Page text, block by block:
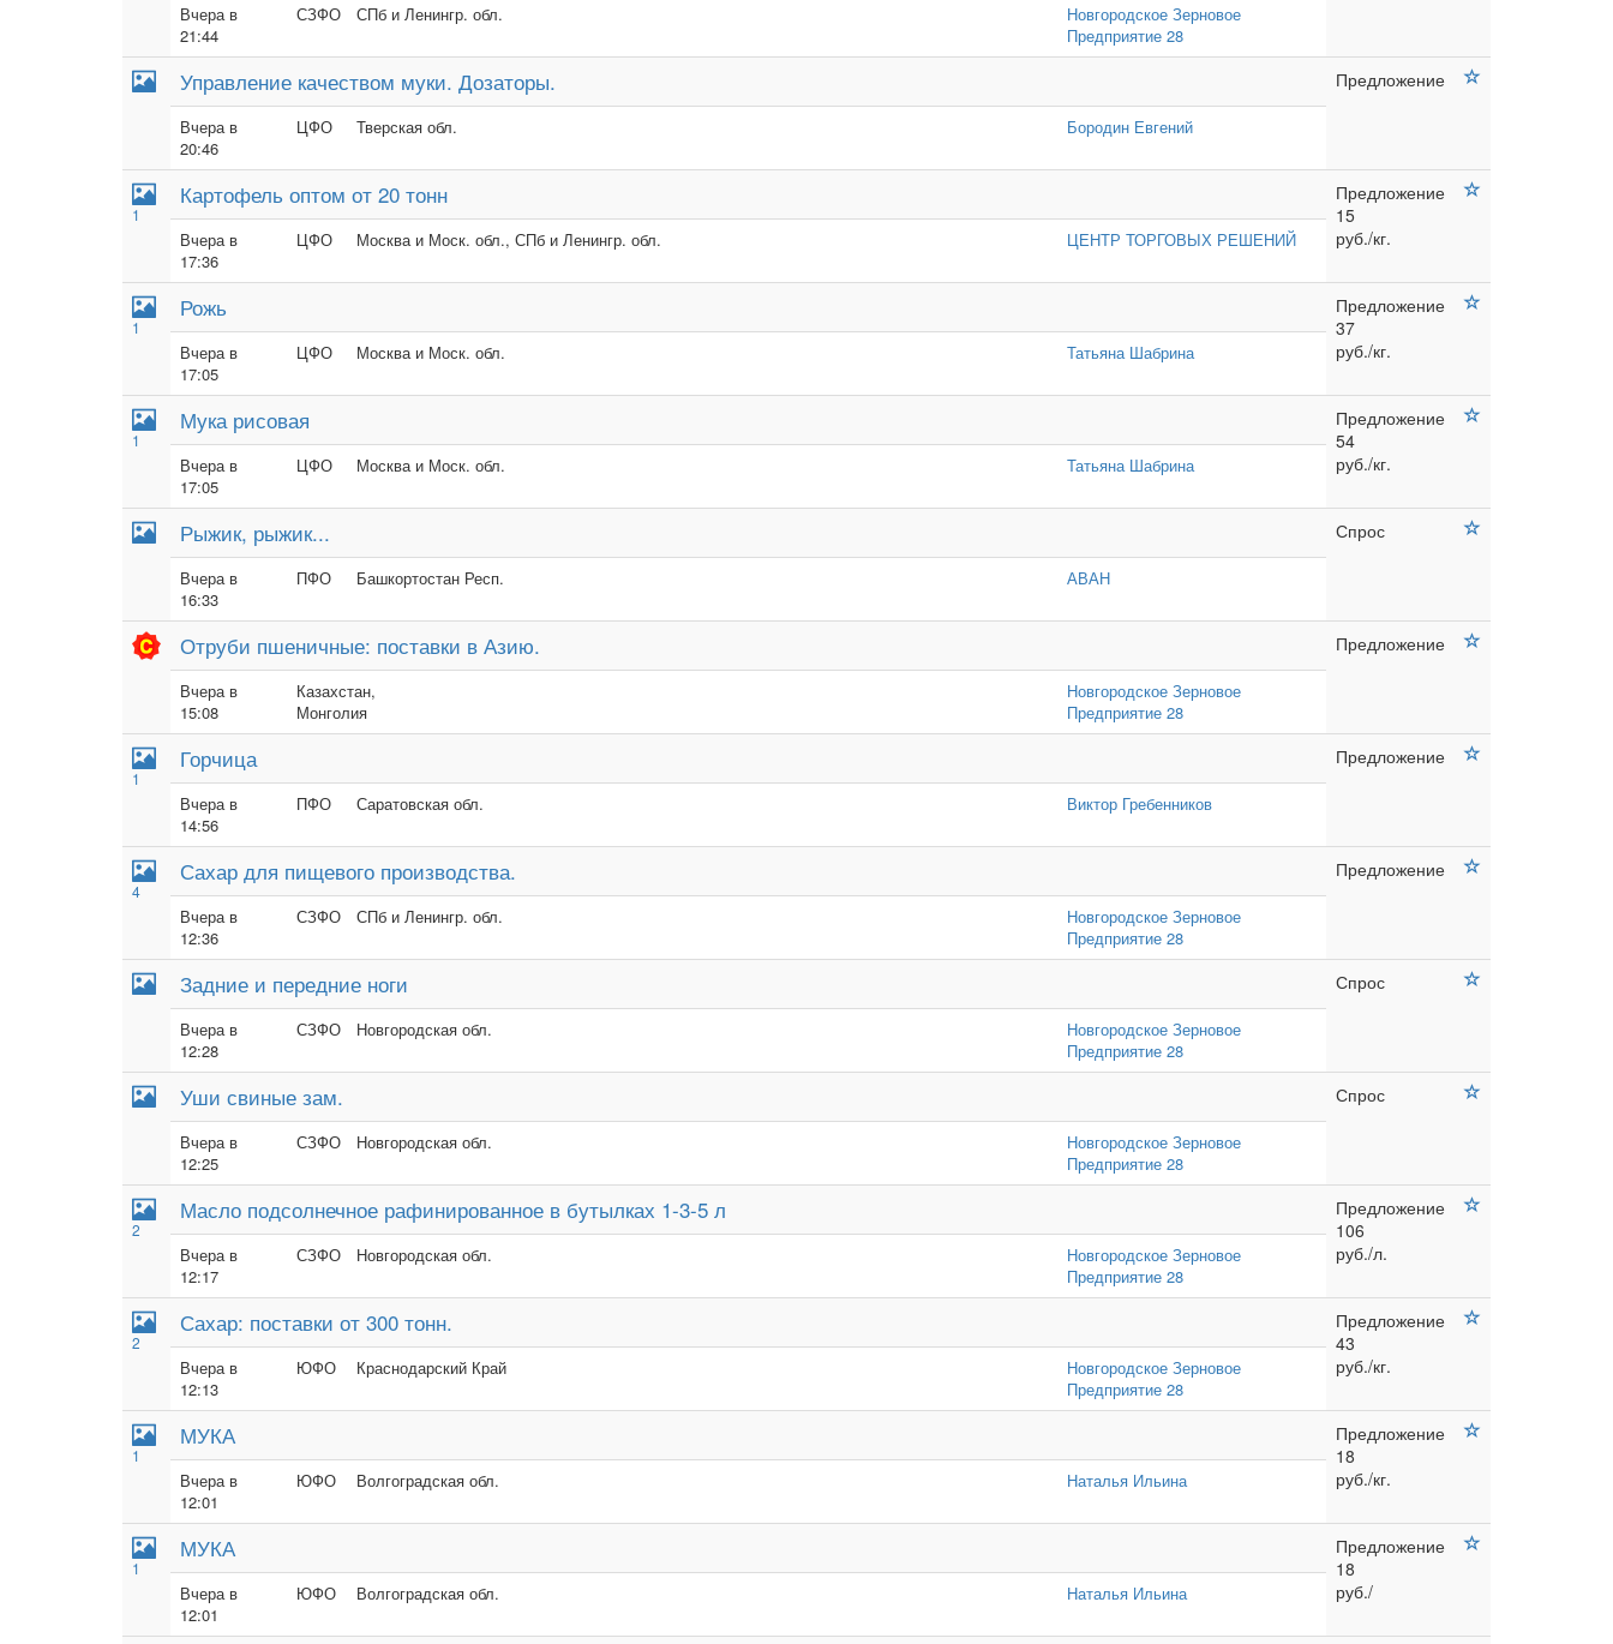
Вчера в
21:44
СЗФО СПб и Ленингр. обл.
Новгородское Зерновое
Предприятие 28
Управление качеством муки. Дозаторы. Предложение
Вчера в
20:46
ЦФО Тверская обл. Бородин Евгений
1
Картофель оптом от 20 тонн
Предложение
15
руб./кг.
Вчера в
17:36
ЦФО Москва и Моск. обл., СПб и Ленингр. обл. ЦЕНТР ТОРГОВЫХ РЕШЕНИЙ
1
Рожь
Предложение
37
руб./кг.
Вчера в
17:05
ЦФО Москва и Моск. обл. Татьяна Шабрина
1
Мука рисовая
Предложение
54
руб./кг.
Вчера в
17:05
ЦФО Москва и Моск. обл. Татьяна Шабрина
Рыжик, рыжик... Спрос
Вчера в
16:33
ПФО Башкортостан Респ. АВАН
Отруби пшеничные: поставки в Азию. Предложение
Вчера в
15:08
Казахстан,
Монголия
Новгородское Зерновое
Предприятие 28
1
Горчица Предложение
Вчера в
14:56
ПФО Саратовская обл. Виктор Гребенников
4
Сахар для пищевого производства. Предложение
Вчера в
12:36
СЗФО СПб и Ленингр. обл.
Новгородское Зерновое
Предприятие 28
Задние и передние ноги Спрос
Вчера в
12:28
СЗФО Новгородская обл.
Новгородское Зерновое
Предприятие 28
Уши свиные зам. Спрос
Вчера в
12:25
СЗФО Новгородская обл.
Новгородское Зерновое
Предприятие 28
2
Масло подсолнечное рафинированное в бутылках 1-3-5 л
Предложение
106
руб./л.
Вчера в
12:17
СЗФО Новгородская обл.
Новгородское Зерновое
Предприятие 28
2
Сахар: поставки от 300 тонн.
Предложение
43
руб./кг.
Вчера в
12:13
ЮФО Краснодарский Край
Новгородское Зерновое
Предприятие 28
1
МУКА
Предложение
18
руб./кг.
Вчера в
12:01
ЮФО Волгоградская обл. Наталья Ильина
1
МУКА
Предложение
18
руб./
Вчера в
12:01
ЮФО Волгоградская обл. Наталья Ильина